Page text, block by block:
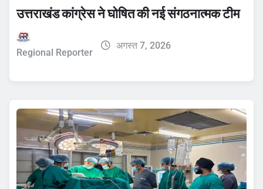
उत्तराखंड कांग्रेस ने घोषित की नई संगठनात्मक टीम
Regional Reporter
अगस्त 7, 2026